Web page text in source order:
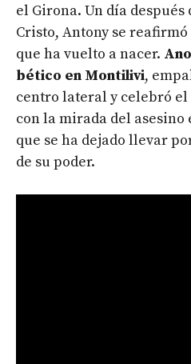
el Girona. Un día
Cristo, Antony se
que ha vuelto a nacer.
bético en Montilivi,
centro lateral y celebró
con la mirada del
que se ha dejado llevar
de su poder.